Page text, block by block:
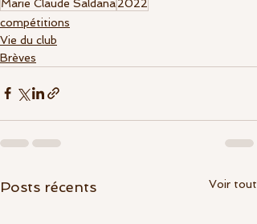
Marie Claude Saldana2022
compétitions
Vie du club
Brèves
Posts récents Voir tout